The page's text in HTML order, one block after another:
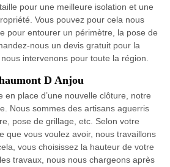
pour une meilleure isolation et une
Vous pouvez pour cela nous
pour entourer un périmètre, la pose de
nous un devis gratuit pour la
intervenons pour toute la région.
D Anjou
en place d’une nouvelle clôture, notre
Nous sommes des artisans aguerris
pose de grillage, etc. Selon votre
que vous voulez avoir, nous travaillons
vous choisissez la hauteur de votre
travaux, nous nous chargeons après